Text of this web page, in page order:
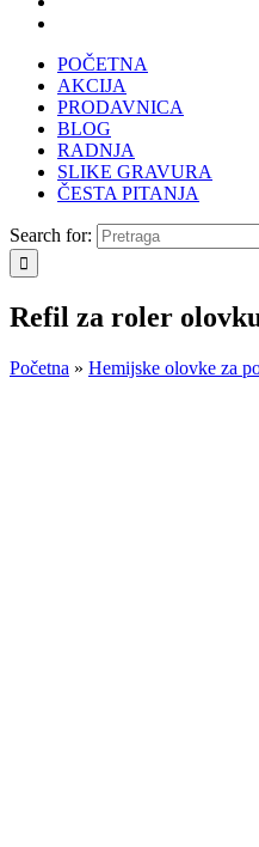
POČETNA
AKCIJA
PRODAVNICA
BLOG
RADNJA
SLIKE GRAVURA
ČESTA PITANJA
Search for:
Refil za roler
Početna » Hemijske olovke za